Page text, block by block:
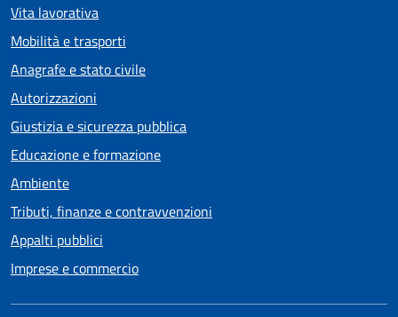
Vita lavorativa
Mobilità e trasporti
Anagrafe e stato civile
Autorizzazioni
Giustizia e sicurezza pubblica
Educazione e formazione
Ambiente
Tributi, finanze e contravvenzioni
Appalti pubblici
Imprese e commercio